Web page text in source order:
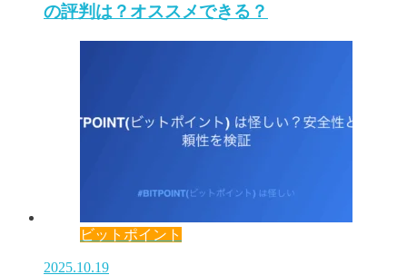
の評判は？オススメできる？
ビットポイント
2025.10.19